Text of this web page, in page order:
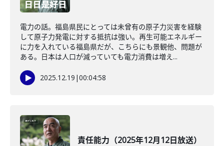
電力の話。福島県民にとっては未曾有の原子力災害を経験
して原子力発電に対する抵抗は強い。再生可能エネルギー
に力を入れている福島県だが、こちらにも景観他、問題が
ある。日本は人口が減っていても電力消費は増え...
2025.12.19 |00:04:58
責任能力（2025年12月12日放送）